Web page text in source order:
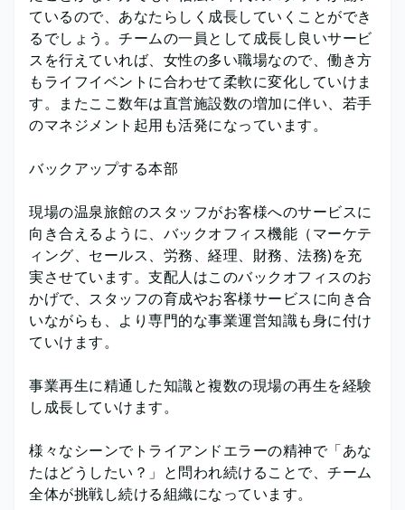
ているので、あなたらしく成長していくことができ
るでしょう。チームの一員として成長し良いサービ
スを行えていれば、女性の多い職場なので、働き方
もライフイベントに合わせて柔軟に変化していけま
す。またここ数年は直営施設数の増加に伴い、若手
のマネジメント起用も活発になっています。
バックアップする本部
現場の温泉旅館のスタッフがお客様へのサービスに
向き合えるように、バックオフィス機能（マーケテ
ィング、セールス、労務、経理、財務、法務)を充
実させています。支配人はこのバックオフィスのお
かげで、スタッフの育成やお客様サービスに向き合
いながらも、より専門的な事業運営知識も身に付け
ていけます。
事業再生に精通した知識と複数の現場の再生を経験
し成長していけます。
様々なシーンでトライアンドエラーの精神で「あな
たはどうしたい？」と問われ続けることで、チーム
全体が挑戦し続ける組織になっています。